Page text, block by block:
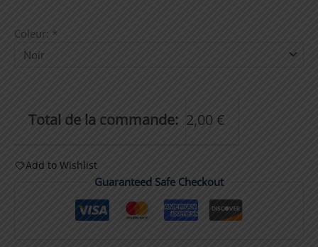
Coleur: *
Total de la commande: 2,00€
Add to Wishlist
Guaranteed Safe Checkout